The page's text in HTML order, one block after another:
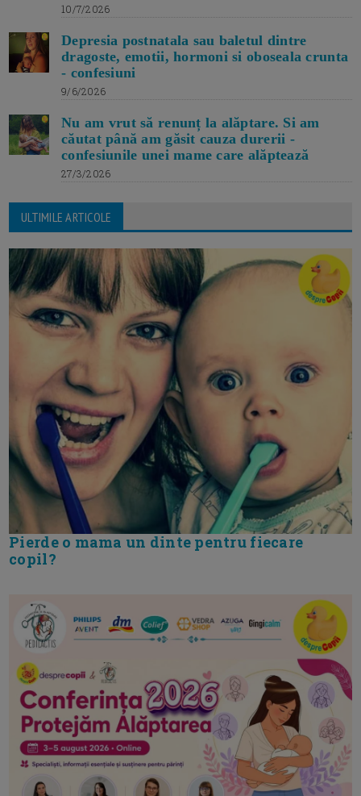
10/7/2026
Depresia postnatala sau baletul dintre
dragoste, emotii, hormoni si oboseala crunta
- confesiuni
9/6/2026
Nu am vrut să renunț la alăptare. Si am
căutat până am găsit cauza durerii -
confesiunile unei mame care alăptează
27/3/2026
ULTIMILE ARTICOLE
Pierde o mama un dinte pentru fiecare
copil?